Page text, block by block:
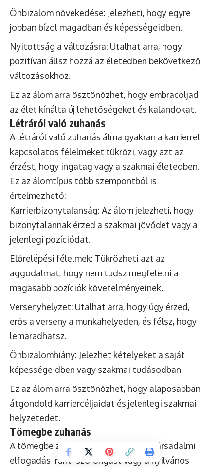
Önbizalom növekedése: Jelezheti, hogy egyre
jobban bízol magadban és képességeidben.
Nyitottság a változásra: Utalhat arra, hogy
pozitívan állsz hozzá az életedben bekövetkező
változásokhoz.
Ez az álom arra ösztönözhet, hogy embracoljad
az élet kínálta új lehetőségeket és kalandokat.
Létráról való zuhanás
A létráról való zuhanás álma gyakran a karrierrel
kapcsolatos félelmeket tükrözi, vagy azt az
érzést, hogy ingatag vagy a szakmai életedben.
Ez az álomtípus több szempontból is
értelmezhető:
Karrierbizonytalanság: Az álom jelezheti, hogy
bizonytalannak érzed a szakmai jövődet vagy a
jelenlegi pozíciódat.
Előrelépési félelmek: Tükrözheti azt az
aggodalmat, hogy nem tudsz megfelelni a
magasabb pozíciók követelményeinek.
Versenyhelyzet: Utalhat arra, hogy úgy érzed,
erős a verseny a munkahelyeden, és félsz, hogy
lemaradhatsz.
Önbizalomhiány: Jelezhet kételyeket a saját
képességeidben vagy szakmai tudásodban.
Ez az álom arra ösztönözhet, hogy alaposabban
átgondold karriercéljaidat és jelenlegi szakmai
helyzetedet.
Tömegbe zuhanás
A tömegbe zuhanás álma gyakran a társadalmi
elfogadás iránti szorongást vagy a nyilvános